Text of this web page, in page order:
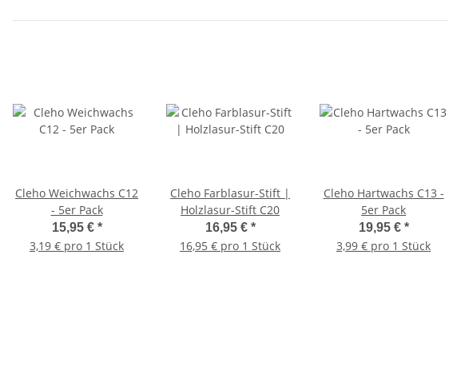
Cleho Weichwachs C12
- 5er Pack
15,95 € *
3,19 € pro 1 Stück
Cleho Farblasur-Stift |
Holzlasur-Stift C20
16,95 € *
16,95 € pro 1 Stück
Cleho Hartwachs C13 -
5er Pack
19,95 € *
3,99 € pro 1 Stück